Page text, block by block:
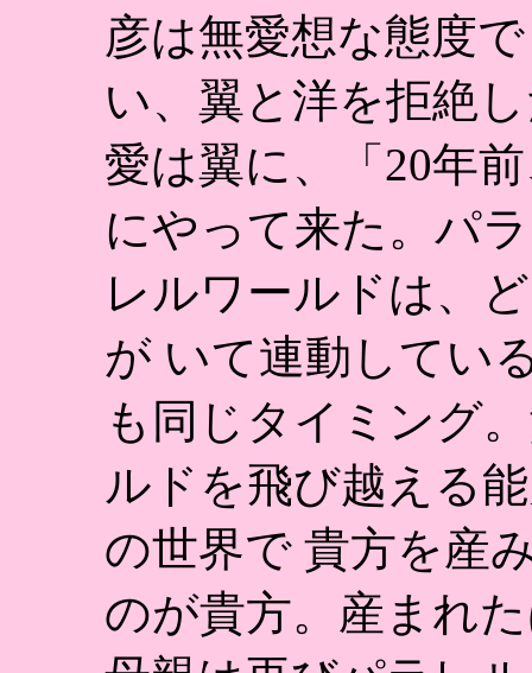
彦は無愛想な態度
い、翼と洋を拒絶
愛は翼に、「20年
にやって来た。パ
レルワールドは、
が いて連動してい
も同じタイミング
ルドを飛び越える
の世界で 貴方を産
のが貴方。産まれ